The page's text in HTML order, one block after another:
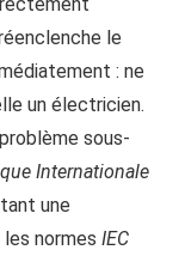
le
: ne
un électricien.
sous-
Internationale
une
normes IEC